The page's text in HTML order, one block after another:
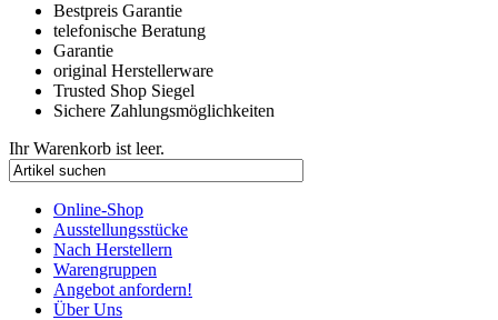
Bestpreis Garantie
telefonische Beratung
Garantie
original Herstellerware
Trusted Shop Siegel
Sichere Zahlungsmöglichkeiten
Ihr Warenkorb ist leer.
Online-Shop
Ausstellungsstücke
Nach Herstellern
Warengruppen
Angebot anfordern!
Über Uns